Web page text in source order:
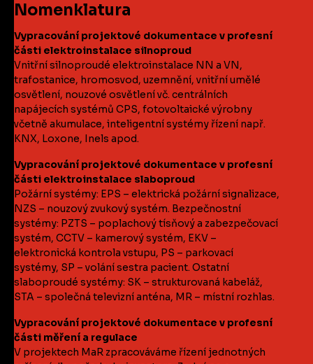
Nomenklatura
Vypracování projektové dokumentace v profesní
části elektroinstalace silnoproud
Vnitřní silnoproudé elektroinstalace NN a VN,
trafostanice, hromosvod, uzemnění, vnitřní umělé
osvětlení, nouzové osvětlení vč. centrálních
napájecích systémů CPS, fotovoltaické výrobny
včetně akumulace, inteligentní systémy řízení např.
KNX, Loxone, Inels apod.
Vypracování projektové dokumentace v profesní
části elektroinstalace slaboproud
Požární systémy: EPS – elektrická požární signalizace,
NZS – nouzový zvukový systém. Bezpečnostní
systémy: PZTS – poplachový tísňový a zabezpečovací
systém, CCTV – kamerový systém, EKV –
elektronická kontrola vstupu, PS – parkovací
systémy, SP – volání sestra pacient. Ostatní
slaboproudé systémy: SK – strukturovaná kabeláž,
STA – společná televizní anténa, MR – místní rozhlas.
Vypracování projektové dokumentace v profesní
části měření a regulace
V projektech MaR zpracováváme řízení jednotných